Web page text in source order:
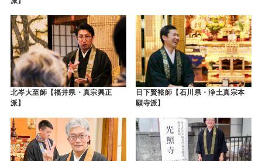
北岑大至師【福井県・真宗興正
派】
日下賢裕師【石川県・浄土真宗本
願寺派】